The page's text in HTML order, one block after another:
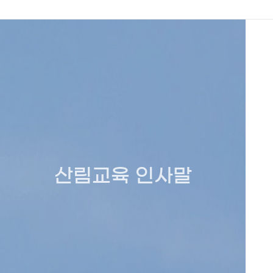
산림교육 인사말